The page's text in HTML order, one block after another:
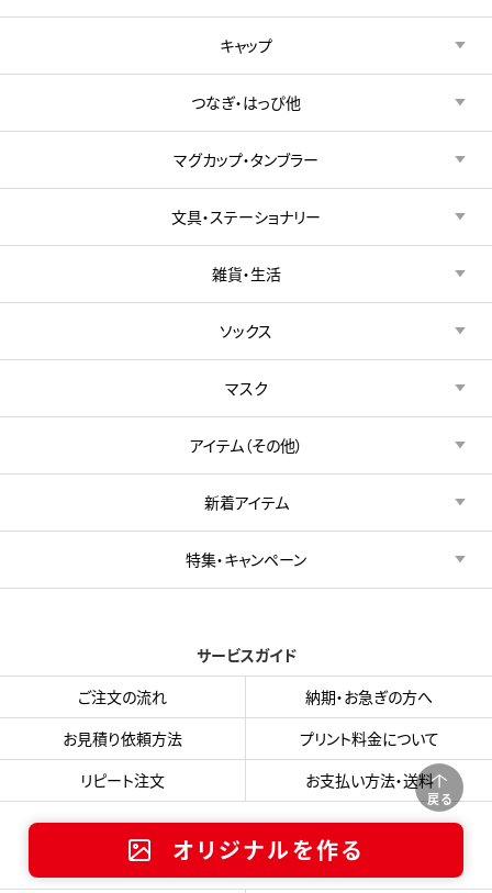
戻る
オリジナルを作る
キャップ
つなぎ・はっぴ他
マグカップ・タンブラー
文具・ステーショナリー
雑貨・生活
ソックス
マスク
アイテム（その他）
新着アイテム
特集・キャンペーン
サービスガイド
ご注文の流れ
納期・お急ぎの方へ
お見積り依頼方法
プリント料金について
リピート注文
お支払い方法・送料
オリジナルプリントガイド